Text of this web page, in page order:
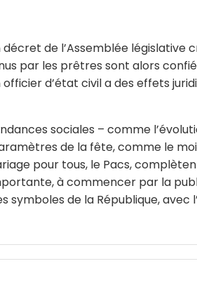
décret de l’Assemblée
par les prêtres sont alors
d’état civil a des effets
sociales – comme
de la fête, comme le
pour tous, le Pacs,
à commencer par la
de la République, avec